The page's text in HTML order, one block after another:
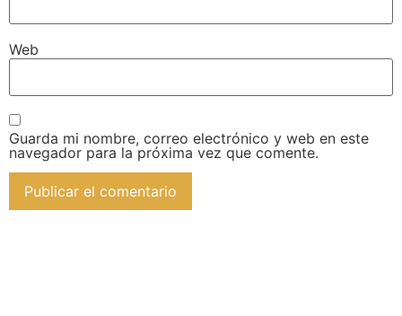
Web
Guarda mi nombre, correo electrónico y web en este
navegador para la próxima vez que comente.